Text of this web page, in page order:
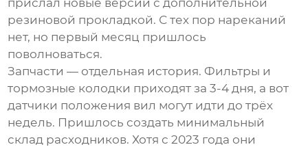
резиновой прокладкой. С тех пор нареканий
нет, но первый месяц пришлось
поволноваться.
Запчасти — отдельная история. Фильтры и
тормозные колодки приходят за 3-4 дня, а вот
датчики положения вил могут идти до трёх
недель. Пришлось создать минимальный
склад расходников. Хотя с 2023 года они